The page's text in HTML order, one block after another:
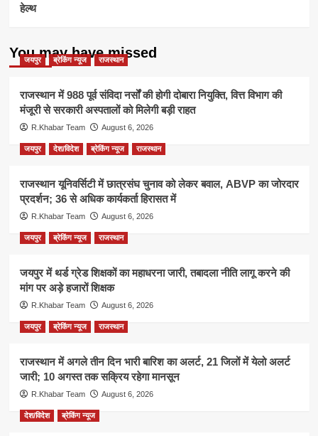
हेल्थ
You may have missed
जयपुर ब्रेकिंग न्यूज राजस्थान
राजस्थान में 988 पूर्व संविदा नर्सों की होगी दोबारा नियुक्ति, वित्त विभाग की
मंजूरी से सरकारी अस्पतालों को मिलेगी बड़ी राहत
R.Khabar Team August 6, 2026
जयपुर देश/विदेश ब्रेकिंग न्यूज राजस्थान
राजस्थान यूनिवर्सिटी में छात्रसंघ चुनाव को लेकर बवाल, ABVP का जोरदार
प्रदर्शन; 36 से अधिक कार्यकर्ता हिरासत में
R.Khabar Team August 6, 2026
जयपुर ब्रेकिंग न्यूज राजस्थान
जयपुर में थर्ड ग्रेड शिक्षकों का महाधरना जारी, तबादला नीति लागू करने की
मांग पर अड़े हजारों शिक्षक
R.Khabar Team August 6, 2026
जयपुर ब्रेकिंग न्यूज राजस्थान
राजस्थान में अगले तीन दिन भारी बारिश का अलर्ट, 21 जिलों में येलो अलर्ट
जारी; 10 अगस्त तक सक्रिय रहेगा मानसून
R.Khabar Team August 6, 2026
देश/विदेश ब्रेकिंग न्यूज